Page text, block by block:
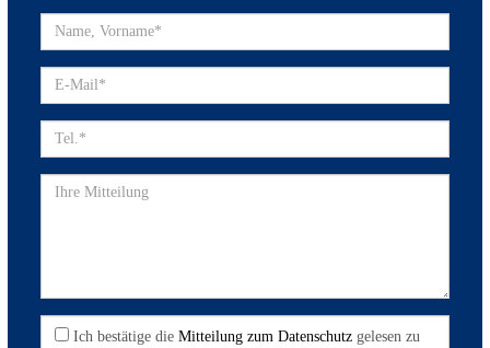
Ich bestätige die Mitteilung zum Datenschutz gelesen zu